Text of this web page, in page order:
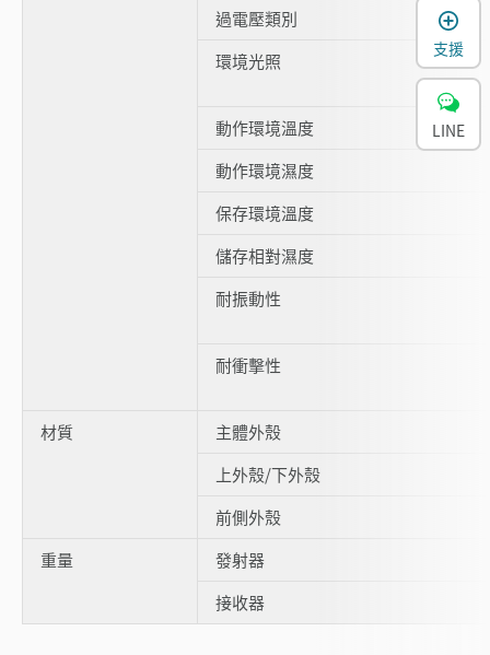
過電壓類別
環境光照
動作環境溫度
動作環境濕度
保存環境溫度
儲存相對濕度
耐振動性
耐衝擊性
材質
主體外殼
上外殼/下外殼
前側外殼
重量
發射器
接收器
支援
LINE